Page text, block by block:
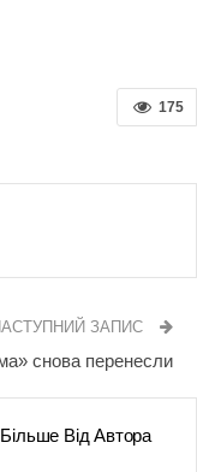
175
ЗАПИС
снова перенесли
Більше Від Автора